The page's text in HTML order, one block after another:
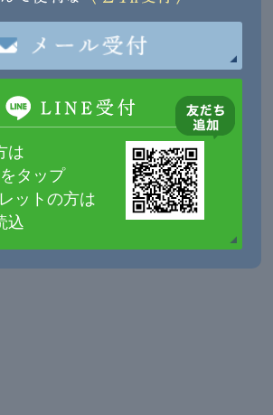
は
タップ
ットの方は
込